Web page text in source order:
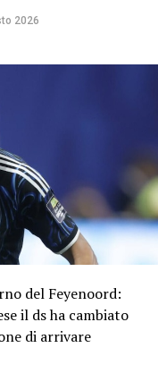
2026
del Feyenoord:
il ds ha cambiato
di arrivare